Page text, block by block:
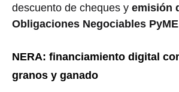
descuento de cheques y emisión
Obligaciones Negociables PyME
NERA: financiamiento digital
granos y ganado